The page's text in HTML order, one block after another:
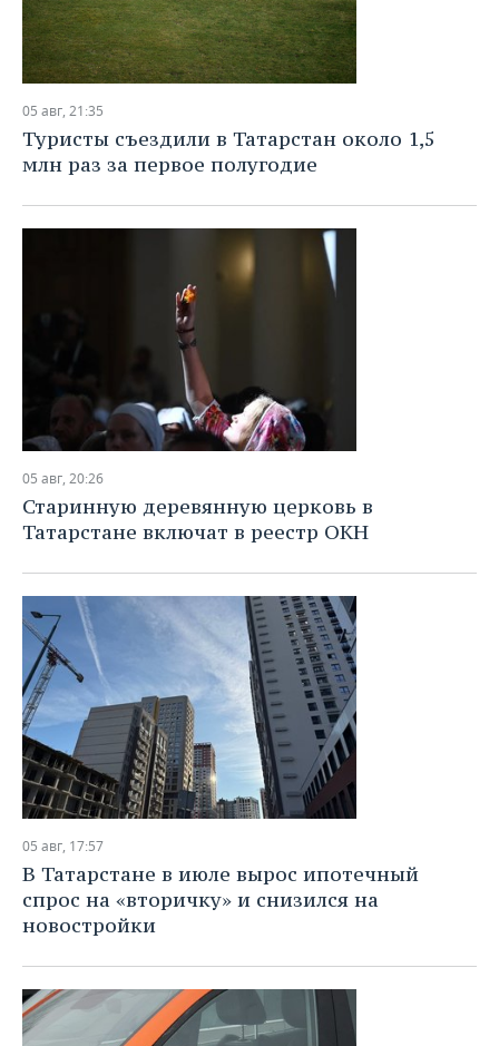
05 авг, 21:35
Туристы съездили в Татарстан около 1,5
млн раз за первое полугодие
05 авг, 20:26
Старинную деревянную церковь в
Татарстане включат в реестр ОКН
05 авг, 17:57
В Татарстане в июле вырос ипотечный
спрос на «вторичку» и снизился на
новостройки